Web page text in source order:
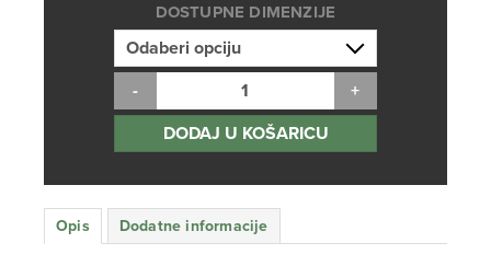
od
75,00 €
do
DOSTUPNE DIMENZIJE
DODAJ U KOŠARICU
Opis Dodatne informacije